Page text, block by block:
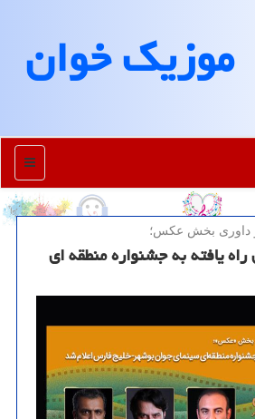
موزیك خوان
منو
و داوری بخش عكس؛
یافته به جشنواره منطقه ای